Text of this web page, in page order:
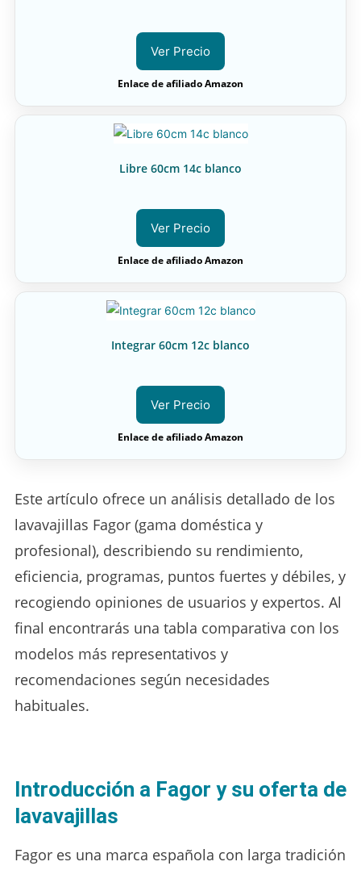
Ver Precio
Enlace de afiliado Amazon
Libre 60cm 14c blanco
Ver Precio
Enlace de afiliado Amazon
Integrar 60cm 12c blanco
Ver Precio
Enlace de afiliado Amazon
Este artículo ofrece un análisis detallado de los
lavavajillas Fagor (gama doméstica y
profesional), describiendo su rendimiento,
eficiencia, programas, puntos fuertes y débiles, y
recogiendo opiniones de usuarios y expertos. Al
final encontrarás una tabla comparativa con los
modelos más representativos y
recomendaciones según necesidades
habituales.
Introducción a Fagor y su oferta de
lavavajillas
Fagor es una marca española con larga tradición